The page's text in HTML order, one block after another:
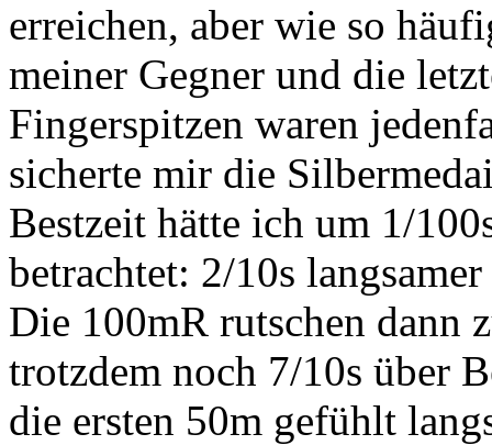
erreichen, aber wie so
meiner Gegner und die
Fingerspitzen waren
sicherte mir die
Bestzeit hätte ich um 1/
betrachtet: 2/10s
Die 100mR rutschen dann
trotzdem noch 7/10s über
die ersten 50m gefühlt